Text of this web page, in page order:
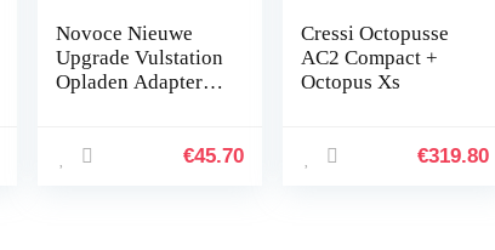
Novoce Nieuwe
Upgrade Vulstation
Opladen Adapter
232/300Bar
€45.70
Cressi Octopusse
AC2 Compact +
Octopus Xs
€319.80